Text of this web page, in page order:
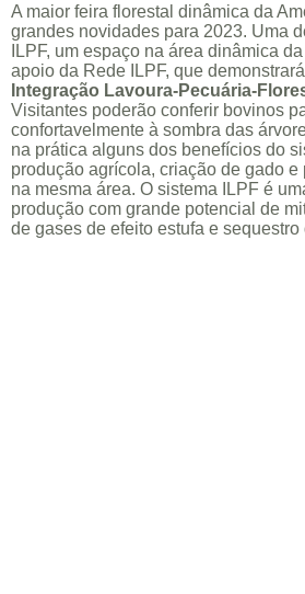
A maior feira florestal dinâmica da
grandes novidades para 2023. Uma
ILPF, um espaço na área dinâmica
apoio da Rede ILPF, que
Integração Lavoura-Pecuária-
Visitantes poderão conferir bovinos
confortavelmente à sombra das
na prática alguns dos benefícios do
produção agrícola, criação de gado
na mesma área. O sistema ILPF é
produção com grande potencial de
de gases de efeito estufa e sequestro